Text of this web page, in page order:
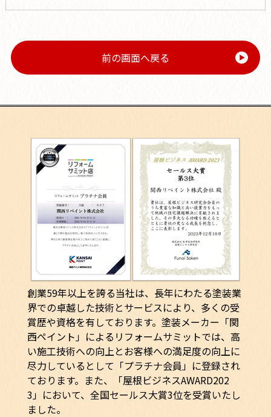
前の画面へ戻る
創業59年以上を誇る当社は、長年にわたる塗装業
界での卓越した技術とサービスにより、多くの受
賞歴や資格を有しております。塗装メーカー「関
西ペイント」によるリフォームサミットでは、高
い施工技術への向上とお客様への満足度の向上に
尽力しているとして「プラチナ会員」に登録され
ております。また、「屋根ビジネスAWARD202
3」において、全国セールス大賞3位を受賞いたし
ました。